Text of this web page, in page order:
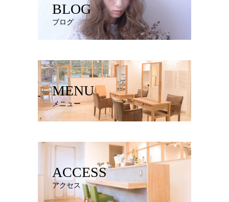
BLOG
ブログ
MENU
メニュー
ACCESS
アクセス